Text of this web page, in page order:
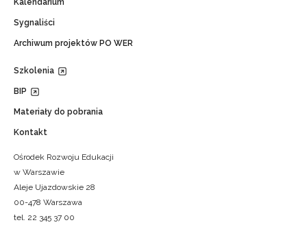
Sygnaliści
Archiwum projektów PO WER
Szkolenia
BIP
Materiały do pobrania
Kontakt
Ośrodek Rozwoju Edukacji
w Warszawie
Aleje Ujazdowskie 28
00-478 Warszawa
tel. 22 345 37 00